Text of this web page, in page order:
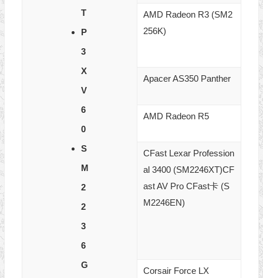
T
P
3
X
V
6
0
S
M
2
2
3
6
G
AMD Radeon R3 (SM2
256K)
Apacer AS350 Panther
AMD Radeon R5
CFast Lexar Profession
al 3400 (SM2246XT)CF
ast AV Pro CFast卡 (S
M2246EN)
Corsair Force LX